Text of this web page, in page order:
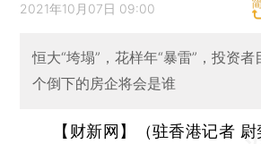
2021年10月07日 09:00
恒大“垮塌”，花样年“暴雷”，投资
个倒下的房企将会是谁
【财新网】（驻香港记者